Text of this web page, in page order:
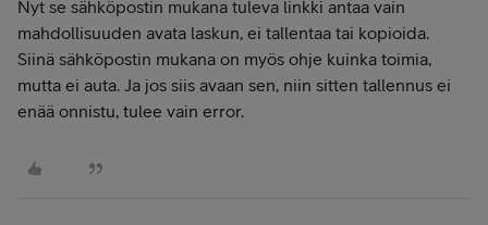
Nyt se sähköpostin mukana tuleva linkki antaa vain
mahdollisuuden avata laskun, ei tallentaa tai kopioida.
Siinä sähköpostin mukana on myös ohje kuinka toimia,
mutta ei auta. Ja jos siis avaan sen, niin sitten tallennus ei
enää onnistu, tulee vain error.